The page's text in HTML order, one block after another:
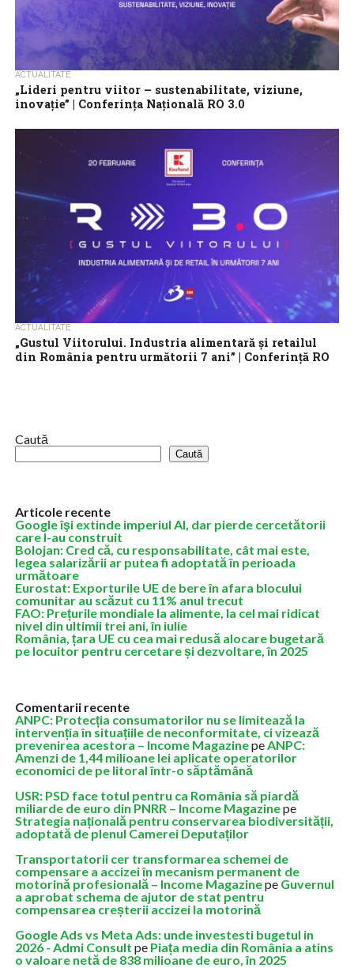
ACTUALITATE
„Lideri pentru viitor – sustenabilitate, viziune,
inovație” | Conferinţa Naţională RO 3.0
alături de cotidianul Jurnalul, organizează, în cadrul proiectului
RO 3.0, conferinţa...
ACTUALITATE
„Gustul Viitorului. Industria alimentară și retailul
din România pentru următorii 7 ani” | Conferinţă RO
Caută
Caută
Articole recente
Google îşi extinde imperiul AI, dar pierde cercetătorii
care l-au construit
Bolojan: Cred că, cu responsabilitate, cât mai este,
legea salarizării ar putea fi adoptată în perioada
următoare
Eurostat: Exporturile UE de bere în afara blocului
comunitar au scăzut cu 11% anul trecut
FAO: Prețurile mondiale la alimente, la cel mai ridicat
nivel din ultimii trei ani, în iulie
România, țara UE cu cea mai redusă alocare bugetară
pe locuitor pentru cercetare și dezvoltare, în 2025
Comentarii recente
ANPC: Protecția consumatorilor nu se limitează la
intervenția în situațiile de neconformitate, ci vizează
prevenirea acestora – Income MagazinepeANPC:
Amenzi de 1,44 milioane lei aplicate operatorilor
economici de pe litoral într-o săptămână
USR: PSD face totul pentru ca România să piardă
miliarde de euro din PNRR – Income Magazinepe
Strategia națională pentru conservarea biodiversității,
adoptată de plenul Camerei Deputaților
Transportatorii cer transformarea schemei de
compensare a accizei în mecanism permanent de
motorină profesională – Income Magazinepe Guvernul
a aprobat schema de ajutor de stat pentru
compensarea creșterii accizei la motorină
Google Ads vs Meta Ads: unde investesti bugetul in
2026 - Admi Consult pe Piața media din România a atins
o valoare netă de 838 milioane de euro, în 2025